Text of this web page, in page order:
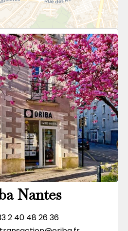
Nantes
2 40 48 26 36